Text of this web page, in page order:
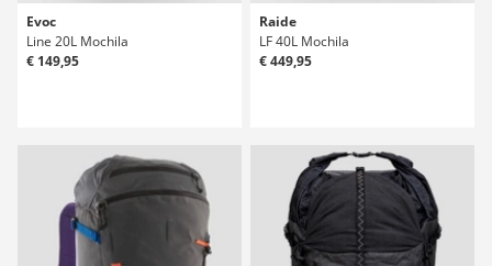
Evoc
Line 20L Mochila
€ 149,95
Raide
LF 40L Mochila
€ 449,95